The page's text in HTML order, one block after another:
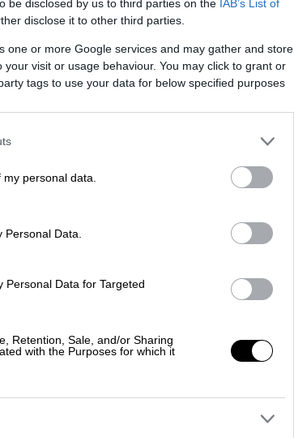
be disclosed by us to third parties on the IAB’s List of
disclose it to other third parties.
one or more Google services and may gather and store
visit or usage behaviour. You may click to grant or
tags to use your data for below specified purposes
personal data.
Data.
Personal Data for Targeted
Retention, Sale, and/or Sharing
with the Purposes for which it